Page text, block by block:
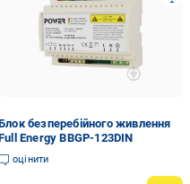
безперебійного живлення
Energy BBGP-123DIN
оцінити